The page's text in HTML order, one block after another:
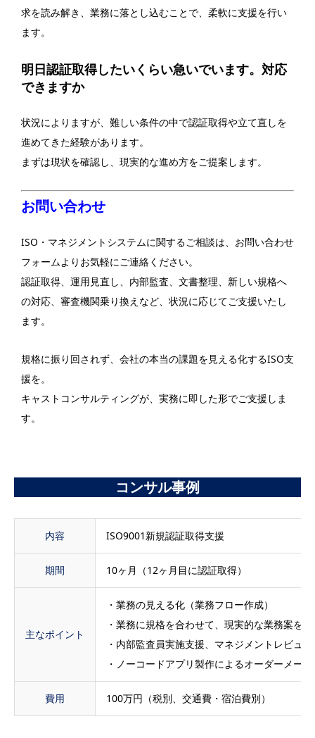
求を読み解き、業務に落とし込むことで、柔軟に支援を行い
ます。
明日認証取得したいくらい急いでいます。対応
できますか
状況によりますが、難しい条件の中で認証取得や立て直しを
進めてきた経験があります。
まずは現状を確認し、現実的な進め方をご提案します。
お問い合わせ
ISO・マネジメントシステムに関するご相談は、お問い合わせ
フォームよりお気軽にご連絡ください。
認証取得、運用見直し、内部監査、文書整理、新しい規格へ
の対応、審査機関乗り換えなど、状況に応じてご支援いたし
ます。
規格に振り回されず、会社の本当の課題を見える化するISO支
援を。
キャストコンサルティングが、実務に即した形でご支援しま
す。
コンサル事例
内容 ISO9001新規認証取得支援
期間 10ヶ月（12ヶ月目に認証取得）
主なポイント
・業務の見える化（業務フロー作成）
・業務に規格を合わせて、現実的な業務案を
・内部監査員実施支援、マネジメントレビュ
・ノーコードアプリ製作によるオーダーメー
費用 100万円（税別、交通費・宿泊費別）